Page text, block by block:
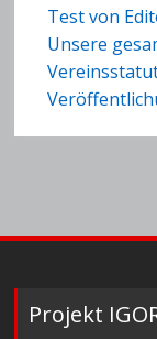
Test von
Unsere
Projekt